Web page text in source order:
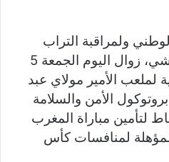
ولمراقبة التراب
الوطني عبد اللطيف حموشي، زوال اليوم الجمعة 5
لملعب الأمير مولاي عبد
الأمن والسلامة
لتأمين مباراة المغرب
لمنافسات كأس